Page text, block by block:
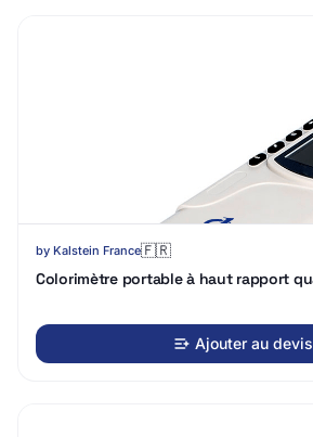
by Kalstein France🇫🇷
Colorimètre portable à haut rapport
Ajouter au devis